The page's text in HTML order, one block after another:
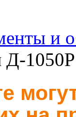
и
Д-1050Р